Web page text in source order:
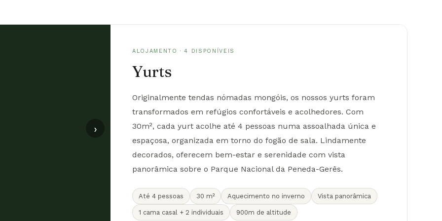
›
ALOJAMENTO · 4 DISPONÍVEIS
Yurts
Originalmente tendas nómadas mongóis, os nossos yurts foram
transformados em refúgios confortáveis e acolhedores. Com
30m², cada yurt acolhe até 4 pessoas numa assoalhada única e
espaçosa, organizada em torno do fogão de sala. Lindamente
decorados, oferecem bem-estar e serenidade com vista
panorâmica sobre o Parque Nacional da Peneda-Gerês.
Até 4 pessoas 30 m² Aquecimento no inverno Vista panorâmica
1 cama casal + 2 individuais 900m de altitude